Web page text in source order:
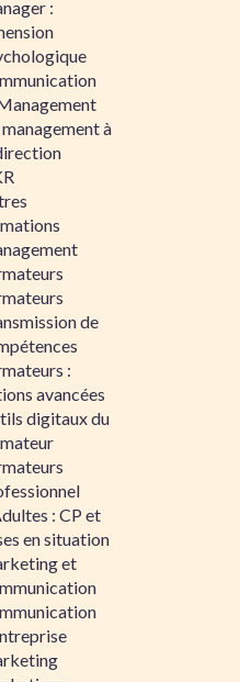
:
à
de
:
avancées
digitaux du
: CP et
en situation
et